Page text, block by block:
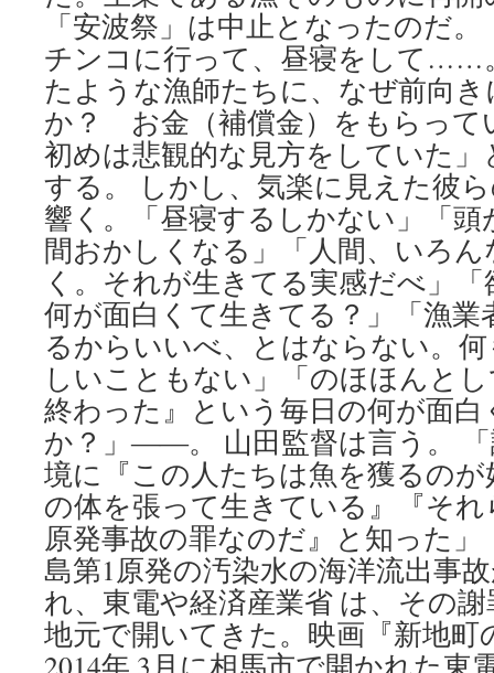
「安波祭」は中止となったのだ
チンコに行って、昼寝をして……
たような漁師たちに、なぜ前向
か？ お金（補償金）をもらっ
初めは悲観的な見方をしていた」
する。 しかし、気楽に見えた彼
響く。「昼寝するしかない」「
間おかしくなる」「人間、いろ
く。それが生きてる実感だべ」
何が面白くて生きてる？」「漁業
るからいいべ、とはならない。
しいこともない」「のほほんと
終わった』という毎日の何が面
か？」――。 山田監督は言う。
境に『この人たちは魚を獲るの
の体を張って生きている』『そ
原発事故の罪なのだ』と知った」
島第1原発の汚染水の海洋流出事
れ、東電や経済産業省 は、その
地元で開いてきた。映画『新地町
2014年 3月に相馬市で開かれた東